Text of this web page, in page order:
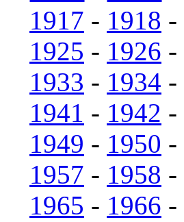
1917 - 1918 -
1925 - 1926 -
1933 - 1934 -
1941 - 1942 -
1949 - 1950 -
1957 - 1958 -
1965 - 1966 -